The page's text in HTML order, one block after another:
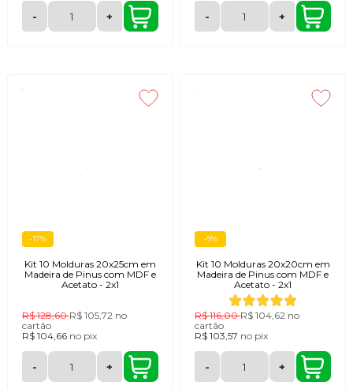
- + - +
-17%
Kit 10 Molduras 20x25cm em
Madeira de Pinus com MDF e
Acetato - 2x1
R$ 128,60R$ 105,72 no
cartão
R$ 104,66 no pix
- +
-9%
Kit 10 Molduras 20x20cm em
Madeira de Pinus com MDF e
Acetato - 2x1
R$ 116,00R$ 104,62 no
cartão
R$ 103,57 no pix
- +